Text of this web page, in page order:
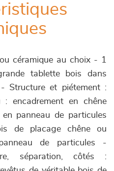
céramique au choix - 1
tablette bois dans
Structure et piétement :
encadrement en chêne
panneau de particules
de placage chêne ou
de particules -
séparation, côtés :